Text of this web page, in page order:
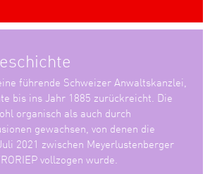
führende Schweizer Anwaltskanzlei,
bis ins Jahr 1885 zurückreicht. Die
organisch als auch durch
gewachsen, von denen die
2021 zwischen Meyerlustenberger
vollzogen wurde.